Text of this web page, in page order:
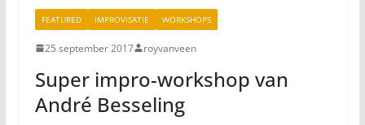
FEATURED IMPROVISATIE WORKSHOPS
25 september 2017 royvanveen
Super impro-workshop van
André Besseling